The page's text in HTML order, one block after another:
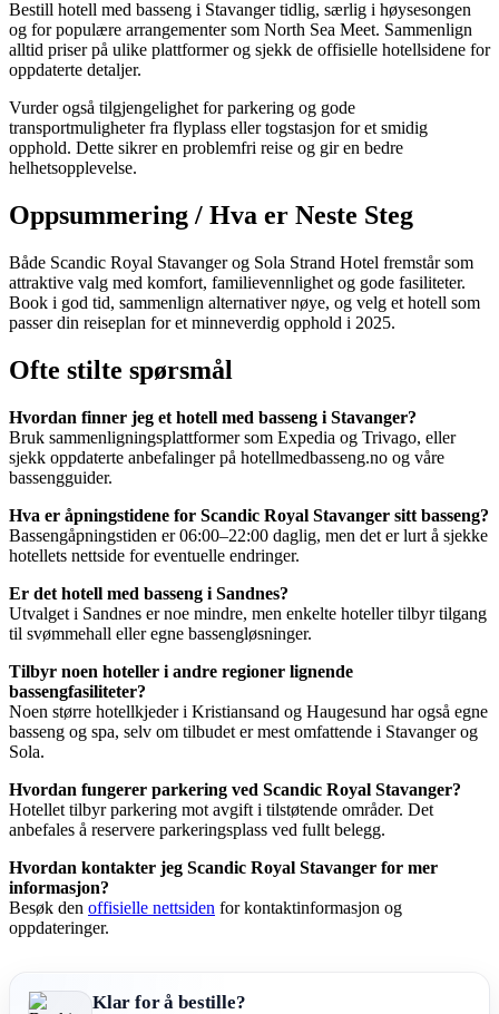
Bestill hotell med basseng i Stavanger tidlig, særlig i høysesongen
og for populære arrangementer som North Sea Meet. Sammenlign
alltid priser på ulike plattformer og sjekk de offisielle hotellsidene for
oppdaterte detaljer.
Vurder også tilgjengelighet for parkering og gode
transportmuligheter fra flyplass eller togstasjon for et smidig
opphold. Dette sikrer en problemfri reise og gir en bedre
helhetsopplevelse.
Oppsummering / Hva er Neste Steg
Både Scandic Royal Stavanger og Sola Strand Hotel fremstår som
attraktive valg med komfort, familievennlighet og gode fasiliteter.
Book i god tid, sammenlign alternativer nøye, og velg et hotell som
passer din reiseplan for et minneverdig opphold i 2025.
Ofte stilte spørsmål
Hvordan finner jeg et hotell med basseng i Stavanger?
Bruk sammenligningsplattformer som Expedia og Trivago, eller
sjekk oppdaterte anbefalinger på hotellmedbasseng.no og våre
bassengguider.
Hva er åpningstidene for Scandic Royal Stavanger sitt basseng?
Bassengåpningstiden er 06:00–22:00 daglig, men det er lurt å sjekke
hotellets nettside for eventuelle endringer.
Er det hotell med basseng i Sandnes?
Utvalget i Sandnes er noe mindre, men enkelte hoteller tilbyr tilgang
til svømmehall eller egne bassengløsninger.
Tilbyr noen hoteller i andre regioner lignende
bassengfasiliteter?
Noen større hotellkjeder i Kristiansand og Haugesund har også egne
basseng og spa, selv om tilbudet er mest omfattende i Stavanger og
Sola.
Hvordan fungerer parkering ved Scandic Royal Stavanger?
Hotellet tilbyr parkering mot avgift i tilstøtende områder. Det
anbefales å reservere parkeringsplass ved fullt belegg.
Hvordan kontakter jeg Scandic Royal Stavanger for mer
informasjon?
Besøk den offisielle nettsiden for kontaktinformasjon og
oppdateringer.
Klar for å bestille?